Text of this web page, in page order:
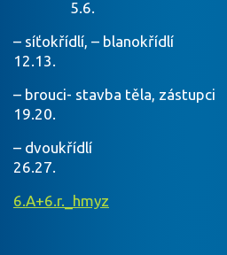
5.6.
– síťokřídlí, –
12.13.
– brouci- stavba
19.20.
–
26.27.
6.A+6.r._hmyz